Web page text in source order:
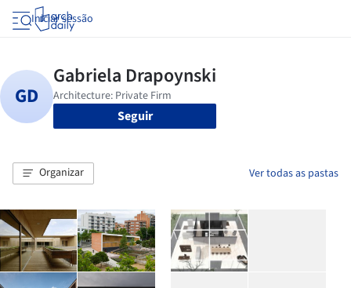
Iniciar sessão
Seguir
Organizar Ver todas as pastas